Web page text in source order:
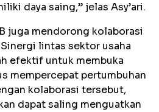
daya saing,” jelas Asy’ari.
juga mendorong kolaborasi
lintas sektor usaha
efektif untuk membuka
mempercepat pertumbuhan
kolaborasi tersebut,
dapat saling menguatkan